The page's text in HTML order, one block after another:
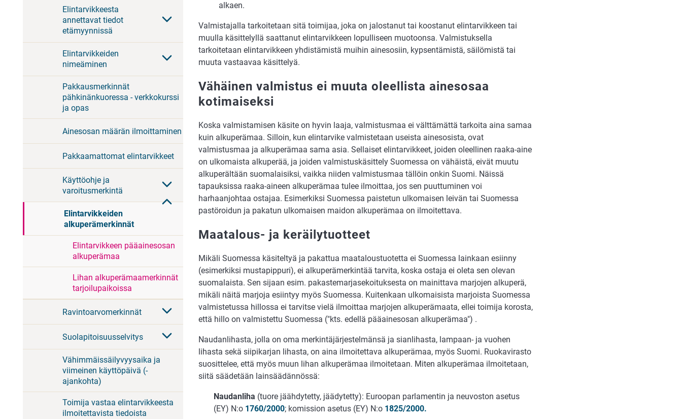
Elintarvikkeesta
annettavat tiedot
etämyynnissä
Elintarvikkeiden
nimeäminen
Pakkausmerkinnät
pähkinänkuoressa - verkkokurssi
ja opas
Ainesosan määrän ilmoittaminen
Pakkaamattomat elintarvikkeet
Käyttöohje ja
varoitusmerkintä
Elintarvikkeiden
alkuperämerkinnät
Elintarvikkeen pääainesosan
alkuperämaa
Lihan alkuperämaamerkinnät
tarjoilupaikoissa
Ravintoarvomerkinnät
Suolapitoisuusselvitys
Vähimmäissäilyvyysaika ja
viimeinen käyttöpäivä (-
ajankohta)
Toimija vastaa elintarvikkeesta
ilmoitettavista tiedoista
alkaen.
Valmistajalla tarkoitetaan sitä toimijaa, joka on jalostanut tai koostanut elintarvikkeen tai
muulla käsittelyllä saattanut elintarvikkeen lopulliseen muotoonsa. Valmistuksella
tarkoitetaan elintarvikkeen yhdistämistä muihin ainesosiin, kypsentämistä, säilömistä tai
muuta vastaavaa käsittelyä.
Vähäinen valmistus ei muuta oleellista ainesosaa
kotimaiseksi
Koska valmistamisen käsite on hyvin laaja, valmistusmaa ei välttämättä tarkoita aina samaa
kuin alkuperämaa. Silloin, kun elintarvike valmistetaan useista ainesosista, ovat
valmistusmaa ja alkuperämaa sama asia. Sellaiset elintarvikkeet, joiden oleellinen raaka-aine
on ulkomaista alkuperää, ja joiden valmistuskäsittely Suomessa on vähäistä, eivät muutu
alkuperältään suomalaisiksi, vaikka niiden valmistusmaa tällöin onkin Suomi. Näissä
tapauksissa raaka-aineen alkuperämaa tulee ilmoittaa, jos sen puuttuminen voi
harhaanjohtaa ostajaa. Esimerkiksi Suomessa paistetun ulkomaisen leivän tai Suomessa
pastöroidun ja pakatun ulkomaisen maidon alkuperämaa on ilmoitettava.
Maatalous- ja keräilytuotteet
Mikäli Suomessa käsiteltyä ja pakattua maataloustuotetta ei Suomessa lainkaan esiinny
(esimerkiksi mustapippuri), ei alkuperämerkintää tarvita, koska ostaja ei oleta sen olevan
suomalaista. Sen sijaan esim. pakastemarjasekoituksesta on mainittava marjojen alkuperä,
mikäli näitä marjoja esiintyy myös Suomessa. Kuitenkaan ulkomaisista marjoista Suomessa
valmistetussa hillossa ei tarvitse vielä ilmoittaa marjojen alkuperämaata, ellei toimija korosta,
että hillo on valmistettu Suomessa ("kts. edellä pääainesosan alkuperämaa") .
Naudanlihasta, jolla on oma merkintäjärjestelmänsä ja sianlihasta, lampaan- ja vuohen
lihasta sekä siipikarjan lihasta, on aina ilmoitettava alkuperämaa, myös Suomi. Ruokavirasto
suosittelee, että myös muun lihan alkuperämaa ilmoitetaan. Miten alkuperämaa ilmoitetaan,
siitä säädetään lainsäädännössä:
Naudanliha (tuore jäähdytetty, jäädytetty): Euroopan parlamentin ja neuvoston asetus
(EY) N:o 1760/2000; komission asetus (EY) N:o 1825/2000.